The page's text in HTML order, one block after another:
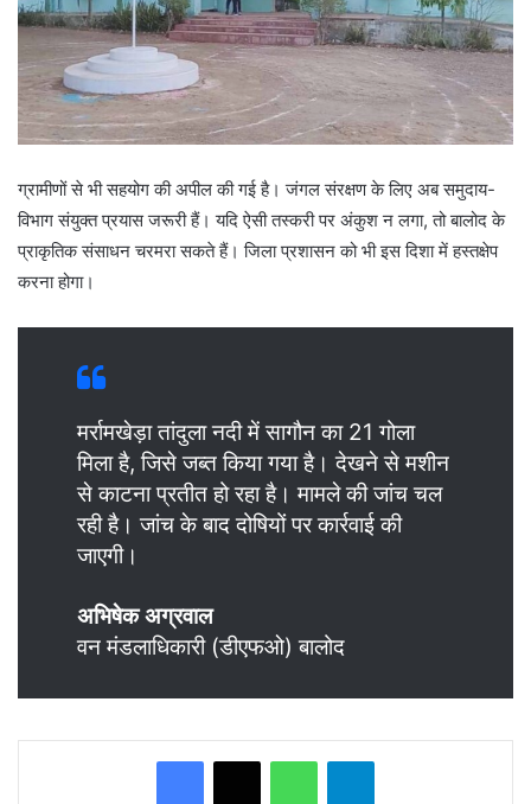
ग्रामीणों से भी सहयोग की अपील की गई है। जंगल संरक्षण के लिए अब समुदाय-
विभाग संयुक्त प्रयास जरूरी हैं। यदि ऐसी तस्करी पर अंकुश न लगा, तो बालोद के
प्राकृतिक संसाधन चरमरा सकते हैं। जिला प्रशासन को भी इस दिशा में हस्तक्षेप
करना होगा।
मर्रामखेड़ा तांदुला नदी में सागौन का 21 गोला
मिला है, जिसे जब्त किया गया है। देखने से मशीन
से काटना प्रतीत हो रहा है। मामले की जांच चल
रही है। जांच के बाद दोषियों पर कार्रवाई की
जाएगी।
अभिषेक अग्रवाल
वन मंडलाधिकारी (डीएफओ) बालोद